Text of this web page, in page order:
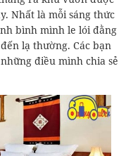
Nhất là mỗi sáng thức
bình mình le lói đằng
lạ thường. Các bạn
điều mình chia sẻ